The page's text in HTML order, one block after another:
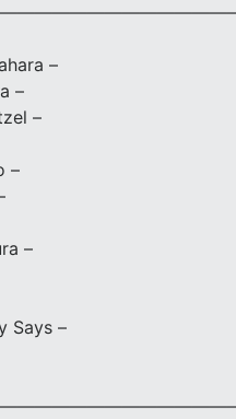
–
–
–
–
–
Says –